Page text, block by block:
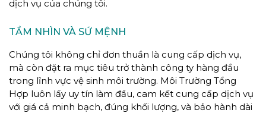
dịch vụ của chúng tôi.
TẦM NHÌN VÀ SỨ MỆNH
Chúng tôi không chỉ đơn thuần là cung cấp dịch vụ,
mà còn đặt ra mục tiêu trở thành công ty hàng đầu
trong lĩnh vực vệ sinh môi trường. Môi Trường Tổng
Hợp luôn lấy uy tín làm đầu, cam kết cung cấp dịch vụ
với giá cả minh bạch, đúng khối lượng, và bảo hành dài